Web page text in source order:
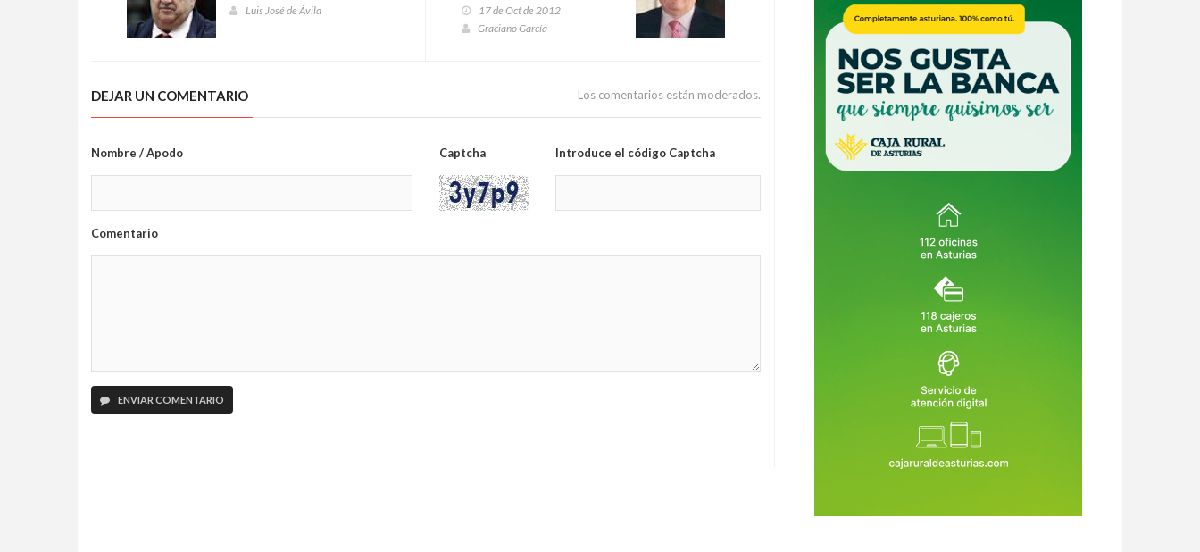
Luis José de Ávila
17 de Oct de 2012
Graciano García
DEJAR UN COMENTARIO Los comentarios están moderados.
Nombre / Apodo Captcha Introduce el código Captcha
Comentario
ENVIAR COMENTARIO